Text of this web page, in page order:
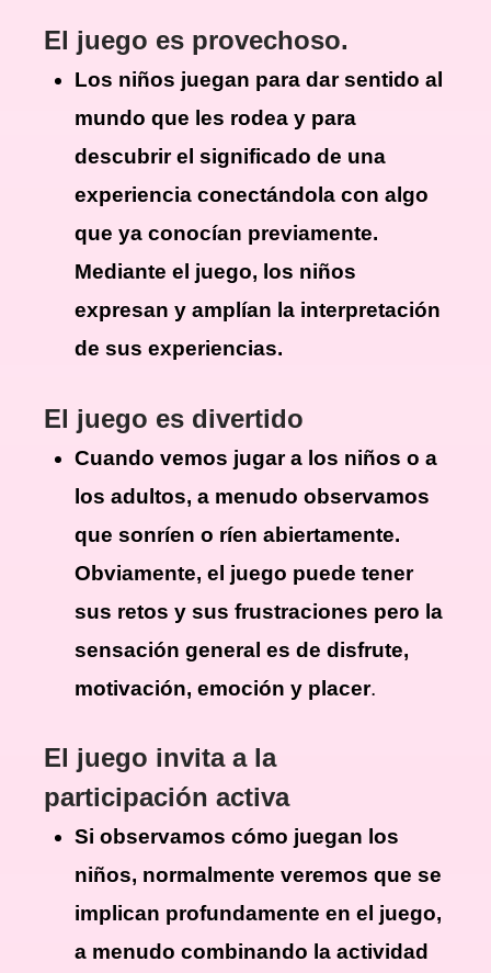
El juego es provechoso.
Los niños juegan para dar sentido al
mundo que les rodea y para
descubrir el significado de una
experiencia conectándola con algo
que ya conocían previamente.
Mediante el juego, los niños
expresan y amplían la interpretación
de sus experiencias.
El juego es divertido
Cuando vemos jugar a los niños o a
los adultos, a menudo observamos
que sonríen o ríen abiertamente.
Obviamente, el juego puede tener
sus retos y sus frustraciones pero la
sensación general es de disfrute,
motivación, emoción y placer.
El juego invita a la
participación activa
Si observamos cómo juegan los
niños, normalmente veremos que se
implican profundamente en el juego,
a menudo combinando la actividad